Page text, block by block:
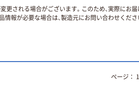
更される場合がございます。このため、実際にお
報が必要な場合は、製造元にお問い合わせくださ
ページ： 1